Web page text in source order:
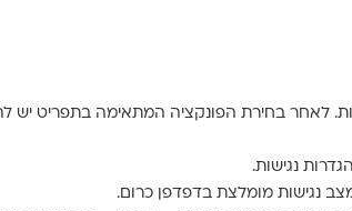
לאחר בחירת הפונקציה המתאימה בתפריט יש
נגישות.